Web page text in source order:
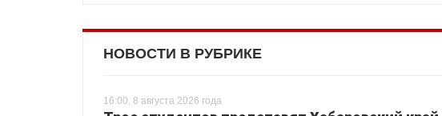
НОВОСТИ В РУБРИКЕ
16:00, 8 августа 2026 года